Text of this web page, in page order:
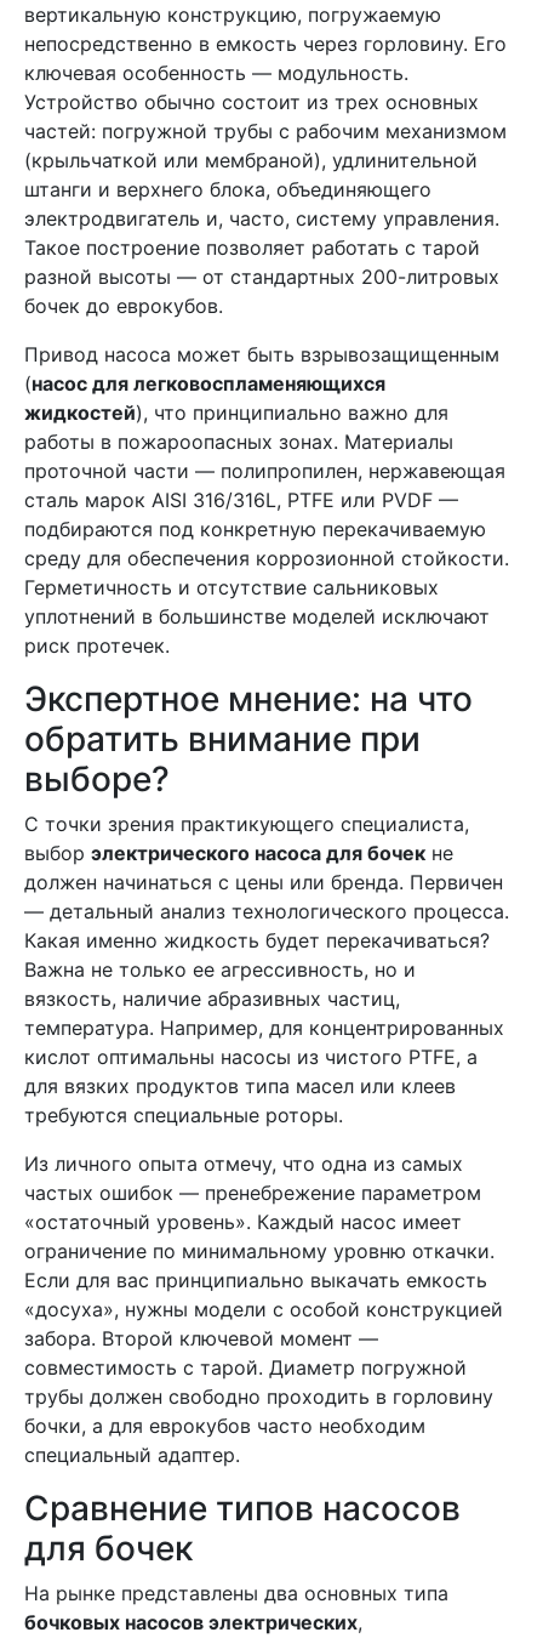
вертикальную конструкцию, погружаемую
непосредственно в емкость через горловину. Его
ключевая особенность — модульность.
Устройство обычно состоит из трех основных
частей: погружной трубы с рабочим механизмом
(крыльчаткой или мембраной), удлинительной
штанги и верхнего блока, объединяющего
электродвигатель и, часто, систему управления.
Такое построение позволяет работать с тарой
разной высоты — от стандартных 200-литровых
бочек до еврокубов.
Привод насоса может быть взрывозащищенным
(насос для легковоспламеняющихся
жидкостей), что принципиально важно для
работы в пожароопасных зонах. Материалы
проточной части — полипропилен, нержавеющая
сталь марок AISI 316/316L, PTFE или PVDF —
подбираются под конкретную перекачиваемую
среду для обеспечения коррозионной стойкости.
Герметичность и отсутствие сальниковых
уплотнений в большинстве моделей исключают
риск протечек.
Экспертное мнение: на что
обратить внимание при
выборе?
С точки зрения практикующего специалиста,
выбор электрического насоса для бочек не
должен начинаться с цены или бренда. Первичен
— детальный анализ технологического процесса.
Какая именно жидкость будет перекачиваться?
Важна не только ее агрессивность, но и
вязкость, наличие абразивных частиц,
температура. Например, для концентрированных
кислот оптимальны насосы из чистого PTFE, а
для вязких продуктов типа масел или клеев
требуются специальные роторы.
Из личного опыта отмечу, что одна из самых
частых ошибок — пренебрежение параметром
«остаточный уровень». Каждый насос имеет
ограничение по минимальному уровню откачки.
Если для вас принципиально выкачать емкость
«досуха», нужны модели с особой конструкцией
забора. Второй ключевой момент —
совместимость с тарой. Диаметр погружной
трубы должен свободно проходить в горловину
бочки, а для еврокубов часто необходим
специальный адаптер.
Сравнение типов насосов
для бочек
На рынке представлены два основных типа
бочковых насосов электрических,